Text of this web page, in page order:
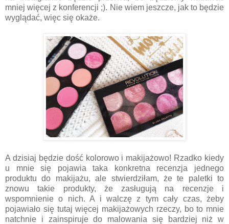
mniej więcej z konferencji ;). Nie wiem jeszcze, jak to będzie
wyglądać, więc się okaże.
A dzisiaj będzie dość kolorowo i makijażowo! Rzadko kiedy
u mnie się pojawia taka konkretna recenzja jednego
produktu do makijażu, ale stwierdziłam, że te paletki to
znowu takie produkty, że zasługują na recenzje i
wspomnienie o nich. A i walczę z tym cały czas, żeby
pojawiało się tutaj więcej makijażowych rzeczy, bo to mnie
natchnie i zainspiruje do malowania się bardziej niż w